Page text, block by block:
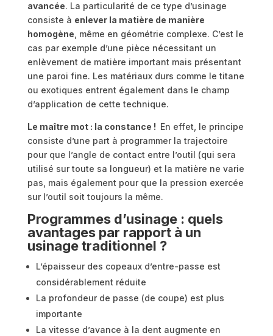
avancée. La particularité de ce type d’usinage
consiste à enlever la matière de manière
homogène , même en géométrie complexe. C’est le
cas par exemple d’une pièce nécessitant un
enlèvement de matière important mais présentant
une paroi fine. Les matériaux durs comme le titane
ou exotiques entrent également dans le champ
d’application de cette technique.
Le maître mot : la constance ! En effet, le principe
consiste d’une part à programmer la trajectoire
pour que l’angle de contact entre l’outil (qui sera
utilisé sur toute sa longueur) et la matière ne varie
pas, mais également pour que la pression exercée
sur l’outil soit toujours la même.
Programmes d’usinage : quels
avantages par rapport à un
usinage traditionnel ?
L’épaisseur des copeaux d’entre-passe est
considérablement réduite
La profondeur de passe (de coupe) est plus
importante
La vitesse d’avance à la dent augmente en